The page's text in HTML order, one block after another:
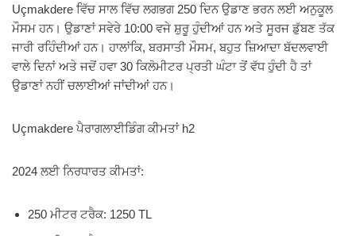
Uçmakdere ਵਿੱਚ ਸਾਲ ਵਿੱਚ ਲਗਭਗ 250 ਦਿਨ ਉਡਾਣ ਭਰਨ ਲਈ ਅਨੁਕੂਲ
ਮੌਸਮ ਹਨ। ਉਡਾਣਾਂ ਸਵੇਰੇ 10:00 ਵਜੇ ਸ਼ੁਰੂ ਹੁੰਦੀਆਂ ਹਨ ਅਤੇ ਸੂਰਜ ਡੁੱਬਣ ਤੱਕ
ਜਾਰੀ ਰਹਿੰਦੀਆਂ ਹਨ। ਹਾਲਾਂਕਿ, ਬਰਸਾਤੀ ਮੌਸਮ, ਬਹੁਤ ਜ਼ਿਆਦਾ ਬੱਦਲਵਾਈ
ਵਾਲੇ ਦਿਨਾਂ ਅਤੇ ਜਦੋਂ ਹਵਾ 30 ਕਿਲੋਮੀਟਰ ਪ੍ਰਤੀ ਘੰਟਾ ਤੋਂ ਵੱਧ ਹੁੰਦੀ ਹੈ ਤਾਂ
ਉਡਾਣਾਂ ਨਹੀਂ ਚਲਾਈਆਂ ਜਾਂਦੀਆਂ ਹਨ।
Uçmakdere ਪੈਰਾਗਲਾਈਡਿੰਗ ਕੀਮਤਾਂ h2
2024 ਲਈ ਨਿਰਧਾਰਤ ਕੀਮਤਾਂ:
250 ਮੀਟਰ ਟਰੈਕ: 1250 TL